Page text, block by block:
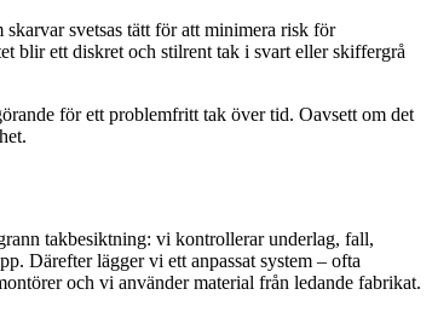
svetsas tätt för att minimera risk för
blir ett diskret och stilrent tak i svart eller skiffergrå
för ett problemfritt tak över tid. Oavsett om det
takbesiktning: vi kontrollerar underlag, fall,
Därefter lägger vi ett anpassat system – ofta
och vi använder material från ledande fabrikat.